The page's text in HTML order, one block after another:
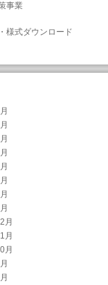
事業
様式ダウンロード
月
月
月